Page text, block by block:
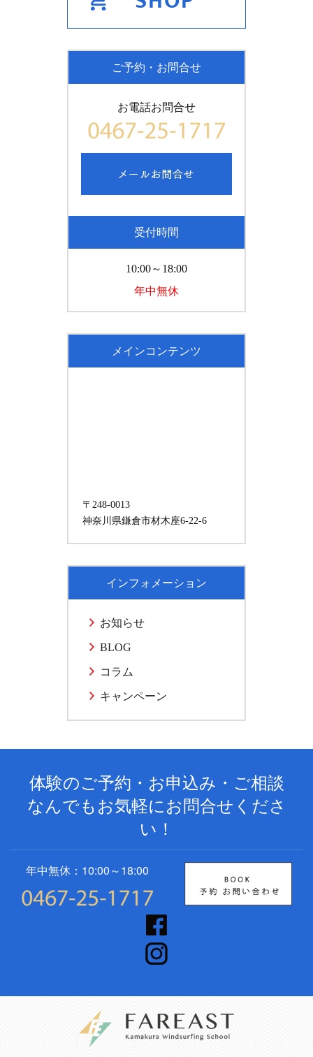
ご予約・お問合せ
お電話お問合せ
受付時間
10:00～18:00
年中無休
メインコンテンツ
〒248-0013
神奈川県鎌倉市材木座6-22-6
インフォメーション
お知らせ
BLOG
コラム
キャンペーン
体験のご予約・お申込み・ご相談
なんでもお気軽にお問合せくださ
い！
年中無休：10:00～18:00